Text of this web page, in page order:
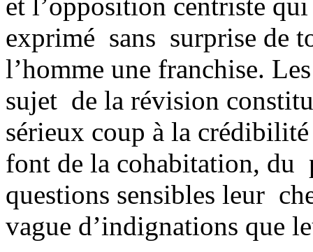
exprimé sans surprise de
l’homme une franchise.
sujet de la révision
sérieux coup à la
font de la cohabitation, du
questions sensibles leur
vague d’indignations que